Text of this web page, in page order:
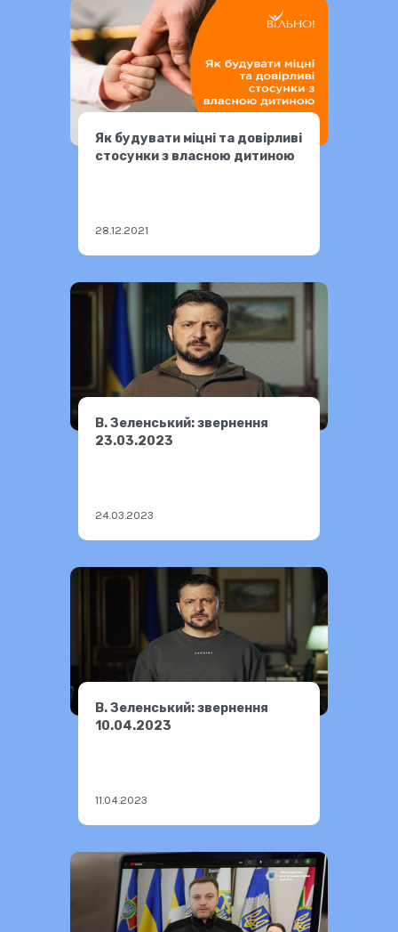
Як будувати міцні та довірливі
стосунки з власною дитиною
28.12.2021
В. Зеленський: звернення
23.03.2023
24.03.2023
В. Зеленський: звернення
10.04.2023
11.04.2023